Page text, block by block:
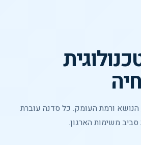
ורמת העומק. כל סדנה עוברת
משימות הארגון.